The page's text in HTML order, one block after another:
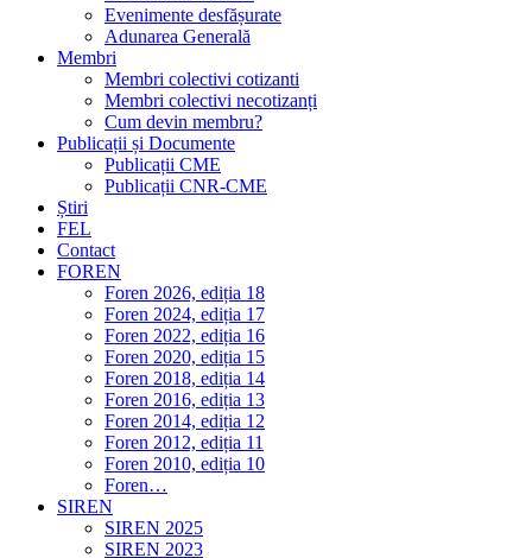
Evenimente desfășurate
Adunarea Generală
Membri
Membri colectivi cotizanti
Membri colectivi necotizanți
Cum devin membru?
Publicații și Documente
Publicații CME
Publicații CNR-CME
Știri
FEL
Contact
FOREN
Foren 2026, ediția 18
Foren 2024, ediția 17
Foren 2022, ediția 16
Foren 2020, ediția 15
Foren 2018, ediția 14
Foren 2016, ediția 13
Foren 2014, ediția 12
Foren 2012, ediția 11
Foren 2010, ediția 10
Foren…
SIREN
SIREN 2025
SIREN 2023